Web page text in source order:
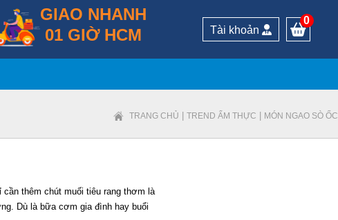
GIAO NHANH
01 GIỜ HCM
Tài khoản
0
TRANG CHỦ TREND ẨM THỰC MÓN NGAO SÒ ỐC
thêm chút muối tiêu rang thơm là
Dù là bữa cơm gia đình hay buổi